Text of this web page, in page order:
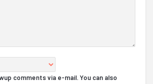
comments via e-mail. You can also